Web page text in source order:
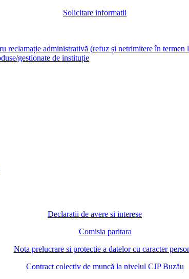
Solicitare informatii
reclamație administrativă (refuz și netrimitere în termen
gestionate de instituție
Declaratii de avere si interese
Comisia paritara
Nota prelucrare si protectie a datelor cu caracter
Contract colectiv de muncă la nivelul CJP Buzău